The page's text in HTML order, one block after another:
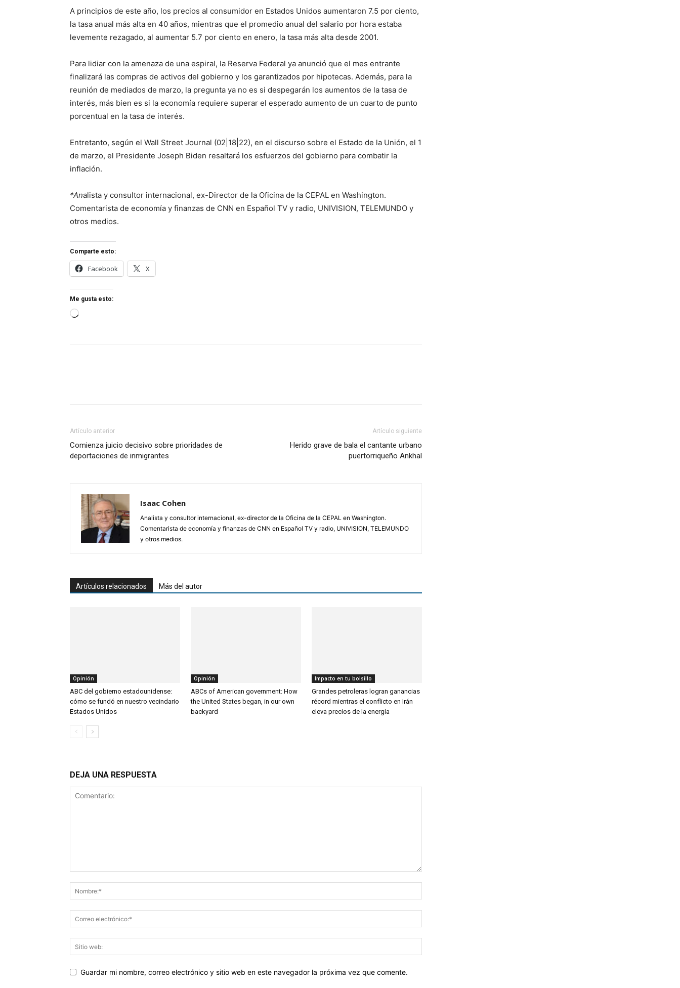
A principios de este año, los precios al consumidor en Estados Unidos aumentaron 7.5 por ciento,
la tasa anual más alta en 40 años, mientras que el promedio anual del salario por hora estaba
levemente rezagado, al aumentar 5.7 por ciento en enero, la tasa más alta desde 2001.
Para lidiar con la amenaza de una espiral, la Reserva Federal ya anunció que el mes entrante
finalizará las compras de activos del gobierno y los garantizados por hipotecas. Además, para la
reunión de mediados de marzo, la pregunta ya no es si despegarán los aumentos de la tasa de
interés, más bien es si la economía requiere superar el esperado aumento de un cuarto de punto
porcentual en la tasa de interés.
Entretanto, según el Wall Street Journal (02|18|22), en el discurso sobre el Estado de la Unión, el 1
de marzo, el Presidente Joseph Biden resaltará los esfuerzos del gobierno para combatir la
inflación.
*Analista y consultor internacional, ex-Director de la Oficina de la CEPAL en Washington.
Comentarista de economía y finanzas de CNN en Español TV y radio, UNIVISION, TELEMUNDO y
otros medios.
Comparte esto:
Facebook X
Me gusta esto:
Cargando...
Artículo anterior
Comienza juicio decisivo sobre prioridades de
deportaciones de inmigrantes
Artículo siguiente
Herido grave de bala el cantante urbano
puertorriqueño Ankhal
Isaac Cohen
Analista y consultor internacional, ex-director de la Oficina de la CEPAL en Washington.
Comentarista de economía y finanzas de CNN en Español TV y radio, UNIVISION, TELEMUNDO
y otros medios.
Artículos relacionados Más del autor
Opinión
ABC del gobierno estadounidense:
cómo se fundó en nuestro vecindario
Estados Unidos
Opinión
ABCs of American government: How
the United States began, in our own
backyard
Impacto en tu bolsillo
Grandes petroleras logran ganancias
récord mientras el conflicto en Irán
eleva precios de la energía
DEJA UNA RESPUESTA
Guardar mi nombre, correo electrónico y sitio web en este navegador la próxima vez que comente.